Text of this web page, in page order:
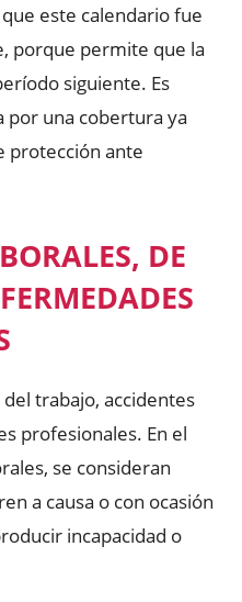
este calendario fue
porque permite que la
siguiente. Es
por una cobertura ya
protección ante
DE
trabajo, accidentes
profesionales. En el
se consideran
a causa o con ocasión
incapacidad o